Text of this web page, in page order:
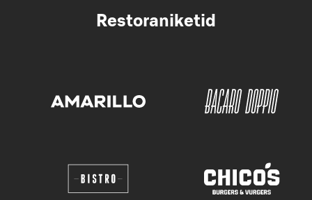
Restoraniketid